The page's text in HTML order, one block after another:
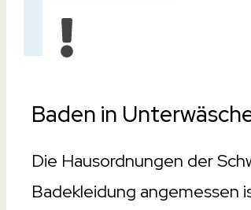
Baden in
Die Hausordnungen der
Badekleidung angemessen